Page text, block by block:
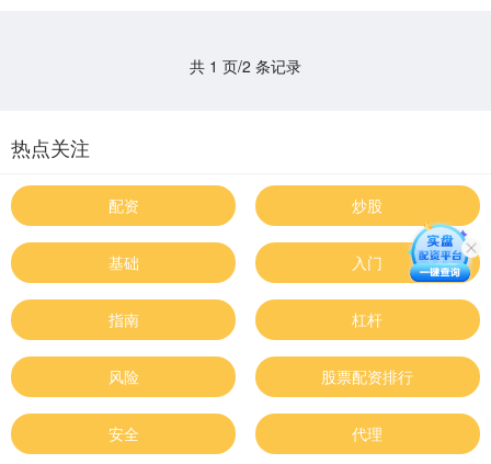
共 1 页/2 条记录
热点关注
配资 炒股
基础 入门
指南 杠杆
风险 股票配资排行
安全 代理